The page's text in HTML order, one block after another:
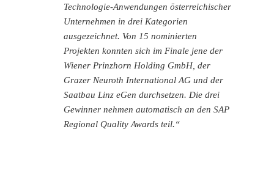
Technologie-Anwendungen österreichischer
Unternehmen in drei Kategorien
ausgezeichnet. Von 15 nominierten
Projekten konnten sich im Finale jene der
Wiener Prinzhorn Holding GmbH, der
Grazer Neuroth International AG und der
Saatbau Linz eGen durchsetzen. Die drei
Gewinner nehmen automatisch an den SAP
Regional Quality Awards teil.“